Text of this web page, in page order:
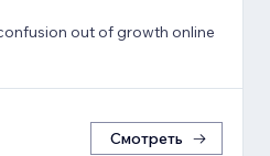
out of growth online
Смотреть